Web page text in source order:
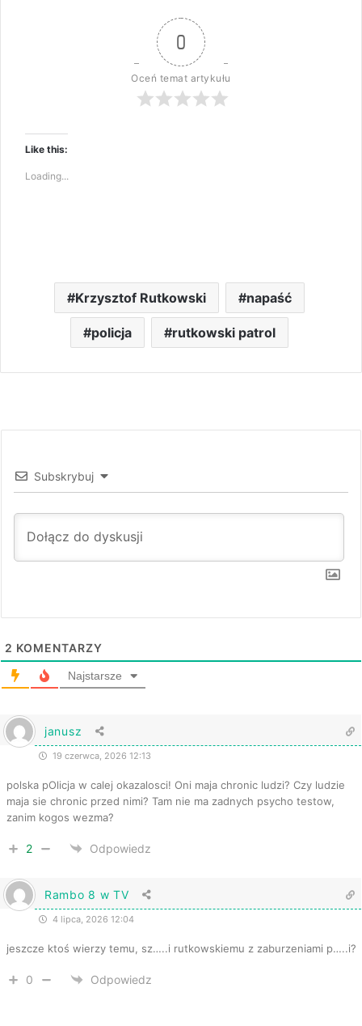
0
Oceń temat artykułu
Like this:
Loading...
Krzysztof Rutkowski napaść
policja rutkowski patrol
Subskrybuj
2 KOMENTARZY
Najstarsze
janusz
19 czerwca, 2026 12:13
polska pOlicja w calej okazalosci! Oni maja chronic ludzi? Czy ludzie
maja sie chronic przed nimi? Tam nie ma zadnych psycho testow,
zanim kogos wezma?
2 Odpowiedz
Rambo 8 w TV
4 lipca, 2026 12:04
jeszcze ktoś wierzy temu, sz…..i rutkowskiemu z zaburzeniami p…..i?
0 Odpowiedz